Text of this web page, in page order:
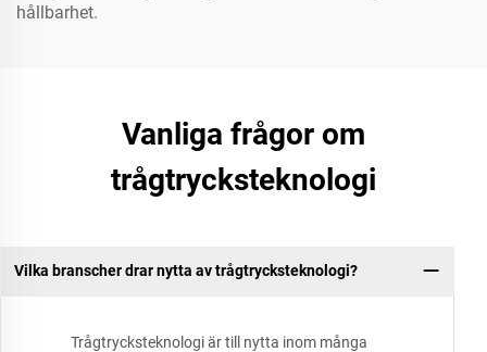
hållbarhet.
Vanliga frågor om
trågtrycksteknologi
Vilka branscher drar nytta av trågtrycksteknologi?
Trågtrycksteknologi är till nytta inom många